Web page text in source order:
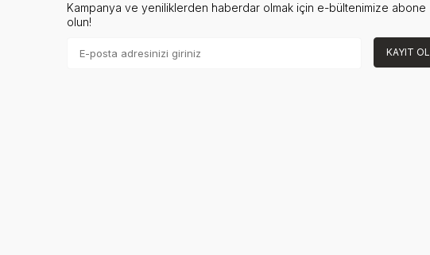
Kampanya ve yeniliklerden haberdar olmak için e-bültenimize abone
olun!
KAYIT OL